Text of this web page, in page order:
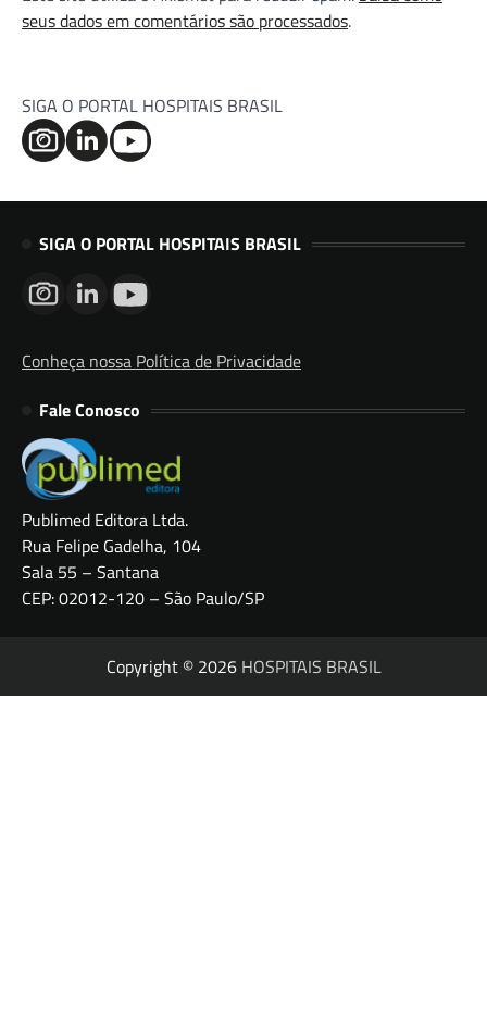
seus dados em comentários são processados.
SIGA O PORTAL HOSPITAIS BRASIL
SIGA O PORTAL HOSPITAIS BRASIL
Conheça nossa Política de Privacidade
Fale Conosco
Publimed Editora Ltda.
Rua Felipe Gadelha, 104
Sala 55 – Santana
CEP: 02012-120 – São Paulo/SP
Copyright © 2026 HOSPITAIS BRASIL